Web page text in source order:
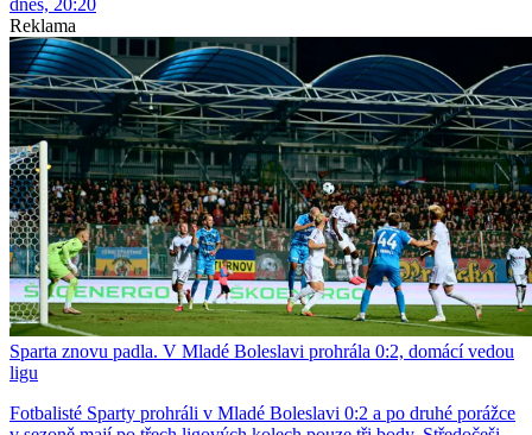
dnes, 20:20
Reklama
Sparta znovu padla. V Mladé Boleslavi prohrála 0:2, domácí vedou
ligu
Fotbalisté Sparty prohráli v Mladé Boleslavi 0:2 a po druhé porážce